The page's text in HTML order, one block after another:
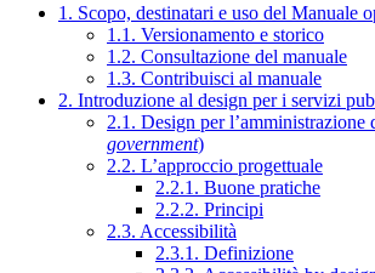
1. Scopo, destinatari e uso del Manuale
1.1. Versionamento e storico
1.2. Consultazione del manuale
1.3. Contribuisci al manuale
2. Introduzione al design per i servizi
2.1. Design per l’amministrazione
government)
2.2. L’approccio progettuale
2.2.1. Buone pratiche
2.2.2. Principi
2.3. Accessibilità
2.3.1. Definizione